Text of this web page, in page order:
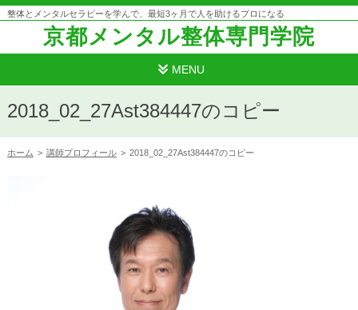
整体とメンタルセラピーを学んで、最短3ヶ月で人を助けるプロになる
京都メンタル整体専門学院
MENU
2018_02_27Ast384447のコピー
ホーム > 講師プロフィール > 2018_02_27Ast384447のコピー